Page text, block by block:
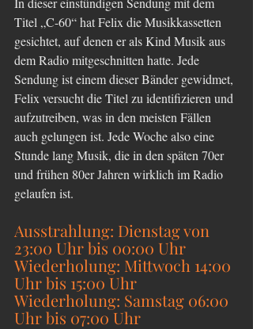
Titel „C-60“ hat Felix die Musikkassetten
gesichtet, auf denen er als Kind Musik aus
dem Radio mitgeschnitten hatte. Jede
Sendung ist einem dieser Bänder gewidmet,
Felix versucht die Titel zu identifizieren und
aufzutreiben, was in den meisten Fällen
auch gelungen ist. Jede Woche also eine
Stunde lang Musik, die in den späten 70er
und frühen 80er Jahren wirklich im Radio
gelaufen ist.
Ausstrahlung: Dienstag von
23:00 Uhr bis 00:00 Uhr
Wiederholung: Mittwoch 14:00
Uhr bis 15:00 Uhr
Wiederholung: Samstag 06:00
Uhr bis 07:00 Uhr